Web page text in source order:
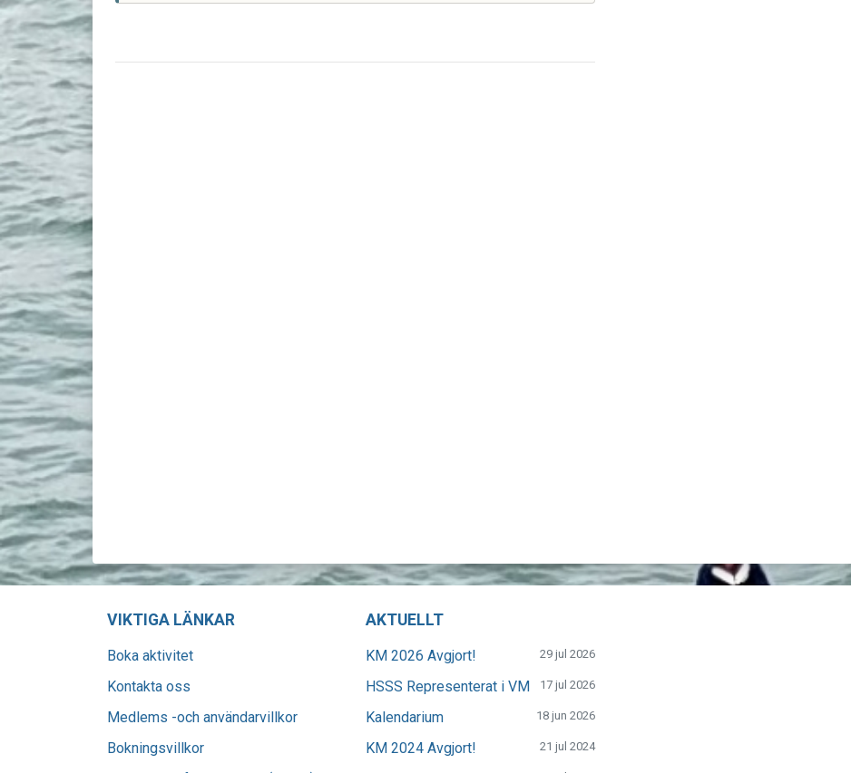
VIKTIGA LÄNKAR
Boka aktivitet
Kontakta oss
Medlems -och användarvillkor
Bokningsvillkor
AKTUELLT
KM 2026 Avgjort! 29 jul 2026
HSSS Representerat i VM 17 jul 2026
Kalendarium 18 jun 2026
KM 2024 Avgjort! 21 jul 2024